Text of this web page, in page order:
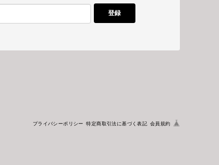
登録
プライバシーポリシー 特定商取引法に基づく表記 会員規約